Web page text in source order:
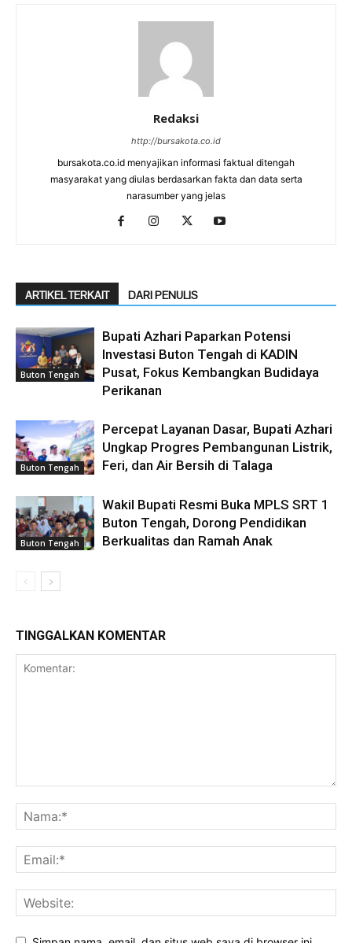
Redaksi
http://bursakota.co.id
bursakota.co.id menyajikan informasi faktual ditengah
masyarakat yang diulas berdasarkan fakta dan data serta
narasumber yang jelas
ARTIKEL TERKAIT DARI PENULIS
Buton Tengah
Bupati Azhari Paparkan Potensi
Investasi Buton Tengah di KADIN
Pusat, Fokus Kembangkan Budidaya
Perikanan
Buton Tengah
Percepat Layanan Dasar, Bupati Azhari
Ungkap Progres Pembangunan Listrik,
Feri, dan Air Bersih di Talaga
Buton Tengah
Wakil Bupati Resmi Buka MPLS SRT 1
Buton Tengah, Dorong Pendidikan
Berkualitas dan Ramah Anak
TINGGALKAN KOMENTAR